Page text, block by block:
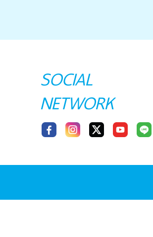
SOCIAL
NETWORK